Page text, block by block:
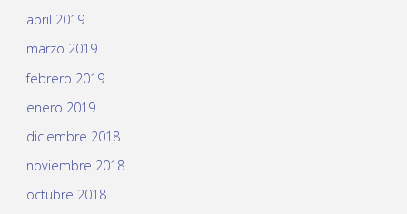
abril 2019
marzo 2019
febrero 2019
enero 2019
diciembre 2018
noviembre 2018
octubre 2018